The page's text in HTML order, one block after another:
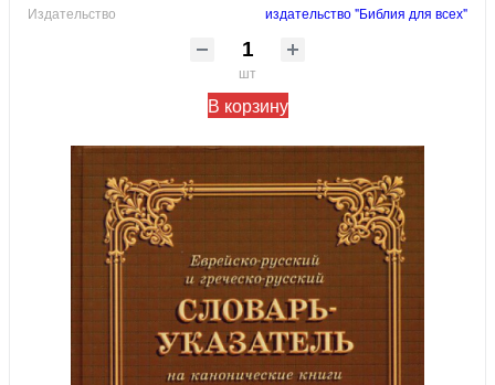
Издательство
издательство "Библия для всех"
шт
В корзину